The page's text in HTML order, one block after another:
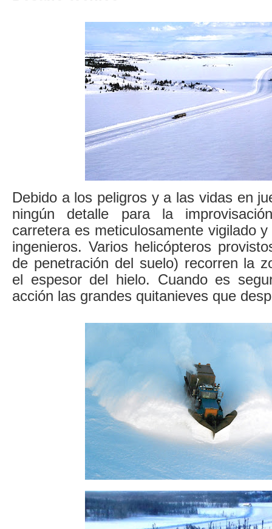
Debido a los peligros y a las vidas en
ningún detalle para la
carretera es meticulosamente vigilado
ingenieros. Varios helicópteros
de penetración del suelo) recorren la
el espesor del hielo. Cuando es
acción las grandes quitanieves que